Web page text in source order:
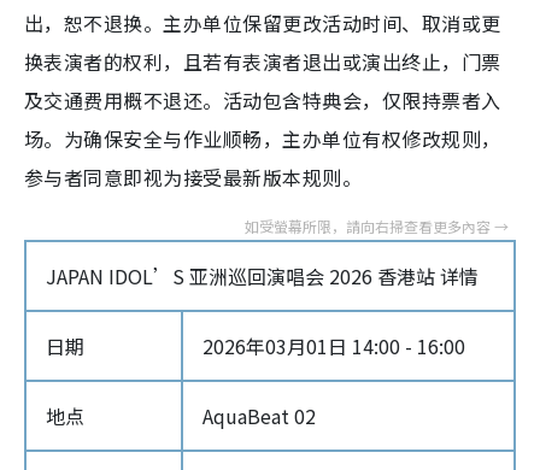
出，恕不退换。主办单位保留更改活动时间、取消或更
换表演者的权利，且若有表演者退出或演出终止，门票
及交通费用概不退还。活动包含特典会，仅限持票者入
场。为确保安全与作业顺畅，主办单位有权修改规则，
参与者同意即视为接受最新版本规则。
JAPAN IDOL’S 亚洲巡回演唱会 2026 香港站 详情
日期 2026年03月01日 14:00 - 16:00
地点 AquaBeat 02